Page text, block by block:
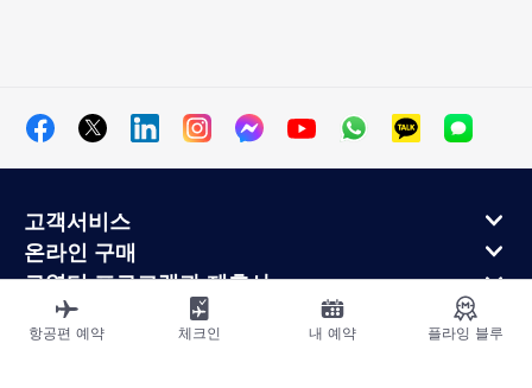
고객서비스
온라인 구매
로열티 프로그램과 제휴사
에어프랑스 정보
에어프랑스 모바일 앱
항공편 예약 체크인 내 예약 플라잉 블루